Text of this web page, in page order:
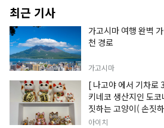
최근 기사
가고시마 여행 완벽
천 경로
가고시마
[ 나고야 에서 기차로
키네코 생산지인 도
짓하는 고양이( 손짓
정보입니다.
아이치